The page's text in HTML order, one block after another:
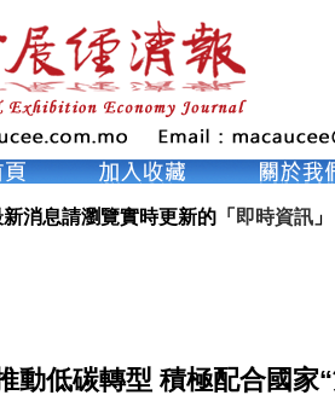
消息請瀏覽實時更新的「 即時資訊 」
動低碳轉型 積極配合國家